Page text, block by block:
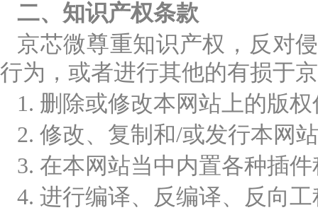
二、知识产权条款
京芯微尊重知识产权，反对
行为，或者进行其他的有损于
1. 删除或修改本网站上的版
2. 修改、复制和/或发行本网
3. 在本网站当中内置各种插
4. 进行编译、反编译、反向